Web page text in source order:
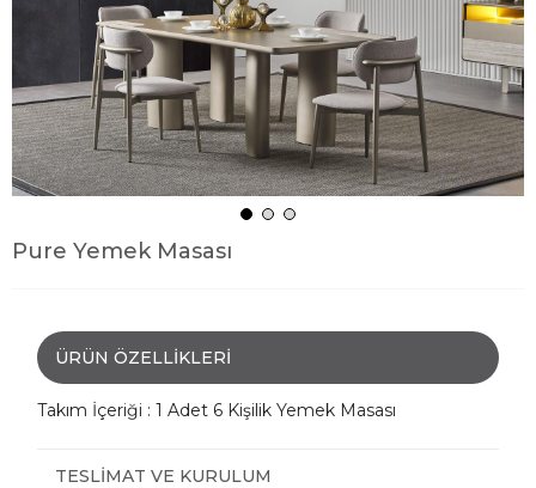
Pure Yemek Masası
ÜRÜN ÖZELLIKLERI
Takım İçeriği : 1 Adet 6 Kişilik Yemek Masası
TESLIMAT VE KURULUM